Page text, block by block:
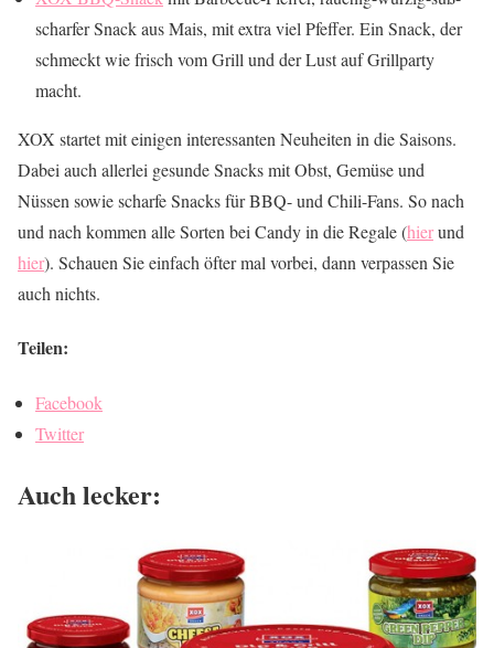
scharfer Snack aus Mais, mit extra viel Pfeffer. Ein Snack, der
schmeckt wie frisch vom Grill und der Lust auf Grillparty
macht.
XOX startet mit einigen interessanten Neuheiten in die Saisons.
Dabei auch allerlei gesunde Snacks mit Obst, Gemüse und
Nüssen sowie scharfe Snacks für BBQ- und Chili-Fans. So nach
und nach kommen alle Sorten bei Candy in die Regale (hierund
hier). Schauen Sie einfach öfter mal vorbei, dann verpassen Sie
auch nichts.
Teilen:
Facebook
Twitter
Auch lecker: